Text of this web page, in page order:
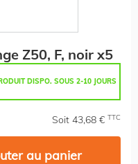
Z50, F, noir x5
DISPO. SOUS 2-10 JOURS
Soit 43,68 € TTC
au panier